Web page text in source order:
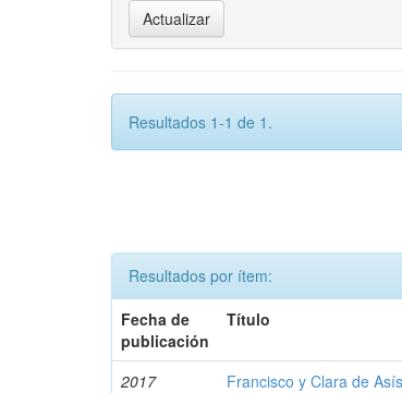
Resultados 1-1 de 1.
Resultados por ítem:
Fecha de
publicación
Título
2017 Francisco y Clara de